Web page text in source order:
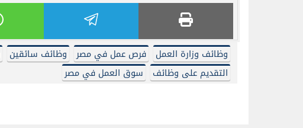
وظائف وزارة العمل فرص عمل في مصر وظائف سائقين
التقديم على وظائف
سوق العمل في مصر